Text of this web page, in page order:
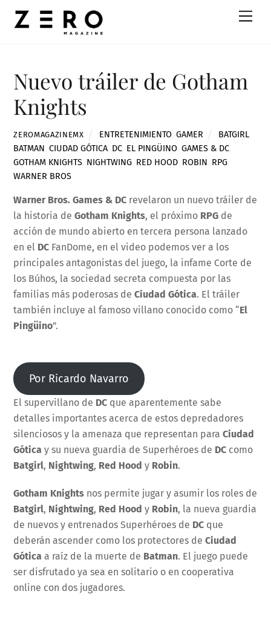
Nuevo tráiler de Gotham
Knights
ZEROMAGAZINEMX ENTRETENIMIENTO, GAMER BATGIRL
BATMAN ,CIUDAD GÓTICA DC EL PINGÜINO ,GAMES & DC
GOTHAM KNIGHTS NIGHTWING RED HOOD ROBIN RPG
WARNER BROS
Warner Bros. Games & DC revelaron un nuevo tráiler de
la historia deGotham Knights, el próximo RPG de
acción de mundo abierto en tercera persona lanzado
en el DC FanDome, en el video podemos ver a los
principales antagonistas del juego, la infame Corte de
los Búhos, la sociedad secreta compuesta por las
familias más poderosas deCiudad Gótica. El tráiler
también incluye al famoso villano conocido como “El
Pingüino”.
Por Ricardo Navarro
El supervillano de DC que aparentemente sabe
detalles importantes acerca de estos depredadores
silenciosos y la amenaza que representan paraCiudad
Gótica y su nueva guardia de Superhéroes de DC como
Batgirl, Nightwing, Red Hood y Robin.
Gotham Knights nos permite jugar y asumir los roles de
Batgirl, Nightwing, Red Hood y Robin, la nueva guardia
de nuevos y entrenados Superhéroes de DC que
deberán ascender como los protectores deCiudad
Gótica a raíz de la muerte de Batman. El juego puede
ser disfrutado ya sea en solitario o en cooperativa
online con dos jugadores.